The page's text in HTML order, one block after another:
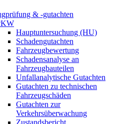
& -gutachten
Hauptuntersuchung (HU)
Schadengutachten
Fahrzeugbewertung
Schadensanalyse an
Fahrzeugbauteilen
Unfallanalytische Gutachten
Gutachten zu technischen
Fahrzeugschäden
Gutachten zur
Verkehrsüberwachung
Zustandsbericht